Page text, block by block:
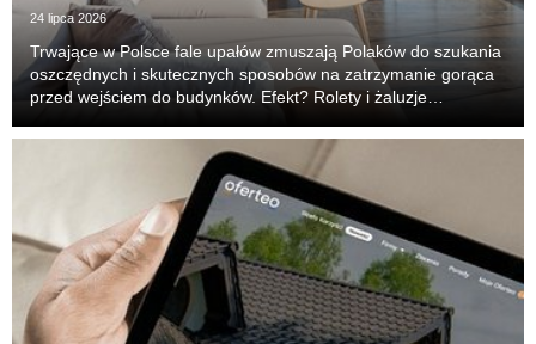
24 lipca 2026
Trwające w Polsce fale upałów zmuszają Polaków do szukania
oszczędnych i skutecznych sposobów na zatrzymanie gorąca
przed wejściem do budynków. Efekt? Rolety i żaluzje
pierwszą linią obrony przed nagrzewaniem wnęt...